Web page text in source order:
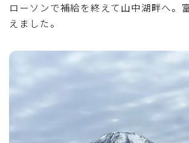
ローソンで補給を終えて山中湖畔へ。
えました。